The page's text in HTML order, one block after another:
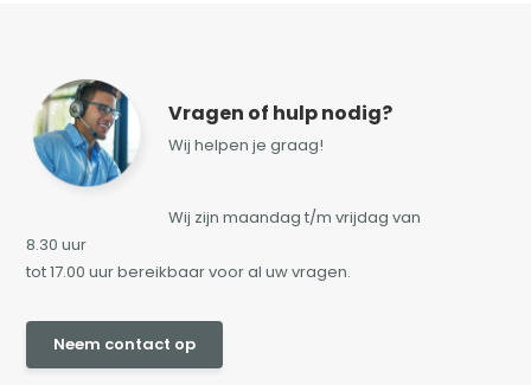
Vragen of hulp nodig?
Wij helpen je graag!
Wij zijn maandag t/m vrijdag van
8.30 uur
tot 17.00 uur bereikbaar voor al uw vragen.
Neem contact op